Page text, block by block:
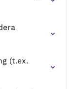
(t.ex.